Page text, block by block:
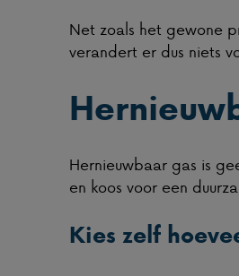
Net zoals het gewone
verandert er dus niets
Hernieuwbaar gas is
en koos voor een
Kies zelf